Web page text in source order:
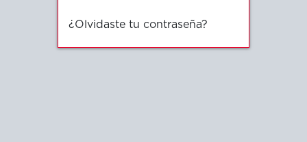
¿Olvidaste tu contraseña?